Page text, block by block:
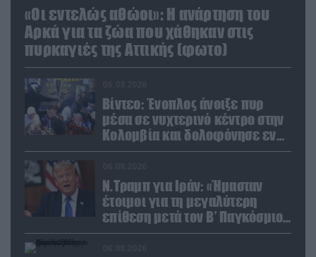
«Οι εντελώς αθώοι»: Η ανάρτηση του
Αρκά για τα ζώα που χάθηκαν στις
πυρκαγιές της Αττικής (φωτο)
Βίντεο: Ένοπλος άνοιξε πυρ
μέσα σε νυχτερινό κέντρο στην
Κολομβία και δολοφόνησε εν
ψυχρώ νεαρό ζευγάρι
Ν.Τραμπ για Ιράν: «Ήμασταν
έτοιμοι για τη μεγαλύτερη
επίθεση μετά τον Β’ Παγκόσμιο
Πόλεμο» (βίντεο)